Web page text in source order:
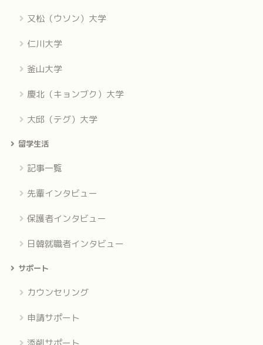
又松（ウソン）大学
仁川大学
釜山大学
慶北（キョンブク）大学
大邱（テグ）大学
留学生活
記事一覧
先輩インタビュー
保護者インタビュー
日韓就職者インタビュー
サポート
カウンセリング
申請サポート